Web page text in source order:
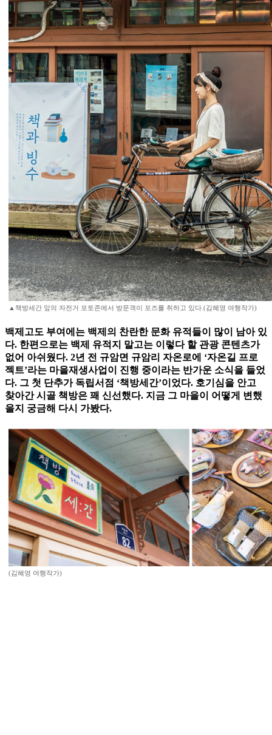
▲책방세간 앞의 자전거 포토존에서 방문객이 포즈를 취하고 있다.(김혜영 여행작가)
백제고도 부여에는 백제의 찬란한 문화 유적들이 많이 남아 있
다. 한편으로는 백제 유적지 말고는 이렇다 할 관광 콘텐츠가
없어 아쉬웠다. 2년 전 규암면 규암리 자온로에 ‘자온길 프로
젝트’라는 마을재생사업이 진행 중이라는 반가운 소식을 들었
다. 그 첫 단추가 독립서점 ‘책방세간’이었다. 호기심을 안고
찾아간 시골 책방은 꽤 신선했다. 지금 그 마을이 어떻게 변했
을지 궁금해 다시 가봤다.
(김혜영 여행작가)